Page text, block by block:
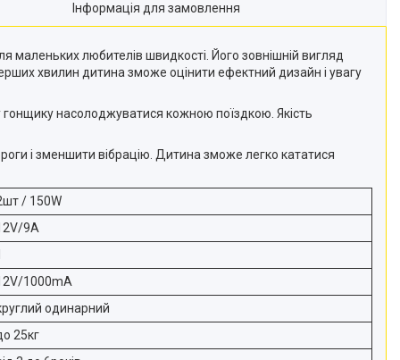
Інформація для замовлення
маленьких любителів швидкості. Його зовнішній вигляд
хвилин дитина зможе оцінити ефектний дизайн і увагу
насолоджуватися кожною поїздкою. Якість
і зменшити вібрацію. Дитина зможе легко кататися
/ 150W
9A
1000mA
одинарний
25кг